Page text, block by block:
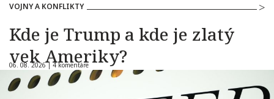
VOJNY A KONFLIKTY
Kde je Trump a kde je zlatý
vek Ameriky?
06. 08. 2026 | 4 komentáre